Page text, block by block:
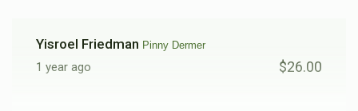
Yisroel Friedman Pinny Dermer
1 year ago $26.00